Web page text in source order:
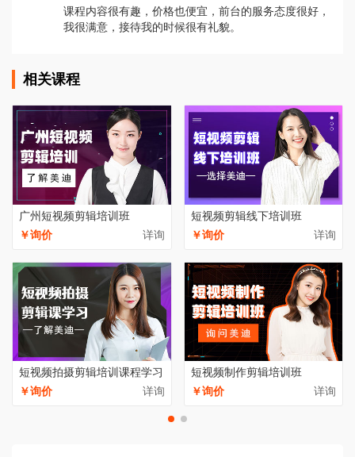
课程内容很有趣，价格也便宜，前台的服务态度很好，
我很满意，接待我的时候很有礼貌。
相关课程
广州短视频剪辑培训班
￥询价
详询
短视频剪辑线下培训班
￥询价
详询
短视频拍摄剪辑培训课程学习
￥询价
详询
短视频制作剪辑培训班
￥询价
详询